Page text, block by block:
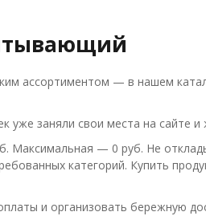
ассортиментом — в нашем
заняли свои места на сайте и
— 0 руб. Не
категорий. Купить
и организовать бережную